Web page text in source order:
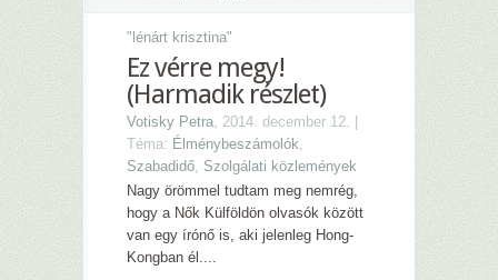
" lénárt krisztina"
Ez vérre megy!
(Harmadik részlet)
Votisky Petra, 2014. december 12. |
Téma: Élménybeszámolók,
Szabadidő, Szolgálati közlemények
Nagy örömmel tudtam meg nemrég,
hogy a Nők Külföldön olvasók között
van egy írónő is, aki jelenleg Hong-
Kongban él....